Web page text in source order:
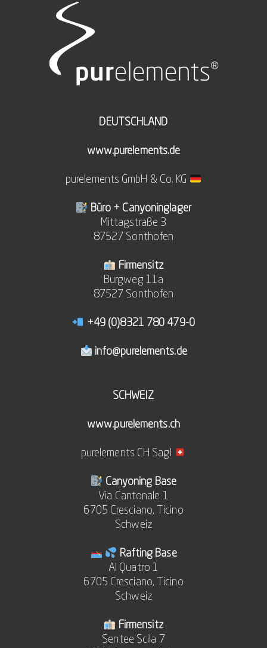
DEUTSCHLAND
www.purelements.de
purelements GmbH & Co. KG
Büro + Canyoninglager
Mittagstraße 3
87527 Sonthofen
Firmensitz
Burgweg 11a
87527 Sonthofen
+49 (0)8321 780 479-0
info@purelements.de
SCHWEIZ
www.purelements.ch
purelements CH Sagl
Canyoning Base
Via Cantonale 1
6705 Cresciano, Ticino
Schweiz
Rafting Base
Al Quatro 1
6705 Cresciano, Ticino
Schweiz
Firmensitz
Sentee Scila 7